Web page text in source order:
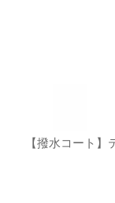
【撥水コート